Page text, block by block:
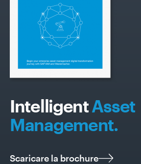
IntelligentAsset
Management.
Scaricare la brochure